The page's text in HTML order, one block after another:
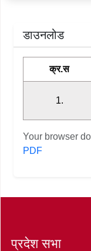
डाउनलोड
क्र.स
1.
Your browser
PDF
प्रदेश सभा